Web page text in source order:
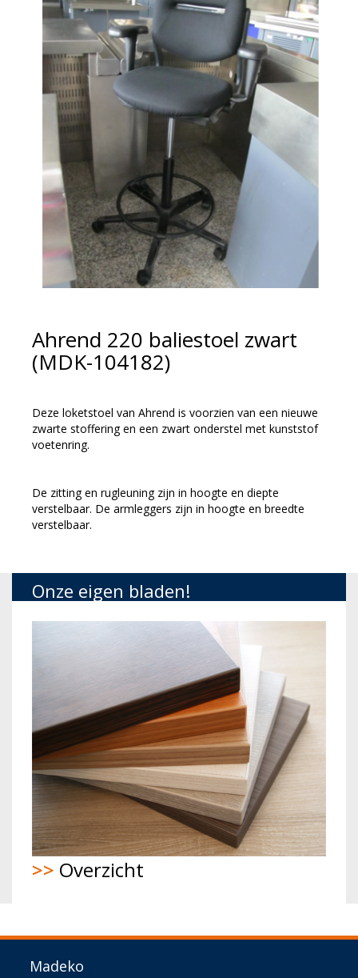
Ahrend 220 baliestoel zwart
(MDK-104182)
Deze loketstoel van Ahrend is voorzien van een nieuwe
zwarte stoffering en een zwart onderstel met kunststof
voetenring.
De zitting en rugleuning zijn in hoogte en diepte
verstelbaar. De armleggers zijn in hoogte en breedte
verstelbaar.
Onze eigen bladen!
>> Overzicht
Madeko